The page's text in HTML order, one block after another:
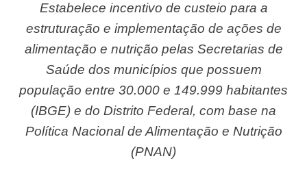
Estabelece incentivo de custeio para a
estruturação e implementação de ações de
alimentação e nutrição pelas Secretarias de
Saúde dos municípios que possuem
população entre 30.000 e 149.999 habitantes
(IBGE) e do Distrito Federal, com base na
Política Nacional de Alimentação e Nutrição
(PNAN)